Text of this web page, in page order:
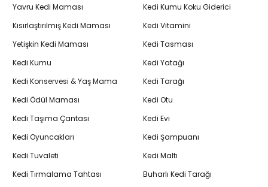
Yavru Kedi Maması
Kısırlaştırılmış Kedi Maması
Yetişkin Kedi Maması
Kedi Kumu
Kedi Konservesi & Yaş Mama
Kedi Ödül Maması
Kedi Taşıma Çantası
Kedi Oyuncakları
Kedi Tuvaleti
Kedi Tırmalama Tahtası
Kedi Kumu Koku Giderici
Kedi Vitamini
Kedi Tasması
Kedi Yatağı
Kedi Tarağı
Kedi Otu
Kedi Evi
Kedi Şampuanı
Kedi Maltı
Buharlı Kedi Tarağı